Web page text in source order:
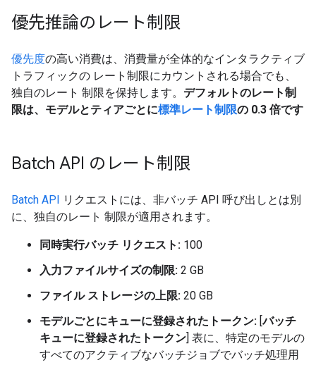
優先推論のレート制限
優先度の高い消費は、消費量が全体的なインタラクティブ
トラフィックの レート制限にカウントされる場合でも、
独自のレート 制限を保持します。 デフォルトのレート制
限は、モデルとティアごとに標準レート制限の 0.3 倍です
Batch API のレート制限
Batch API リクエストには、非バッチ API 呼び出しとは別
に、独自のレート 制限が適用されます。
同時実行バッチ リクエスト: 100
入力ファイルサイズの制限: 2 GB
ファイル ストレージの上限: 20 GB
モデルごとにキューに登録されたトークン: [バッチ
キューに登録されたトークン] 表に、特定のモデルの
すべてのアクティブなバッチジョブでバッチ処理用